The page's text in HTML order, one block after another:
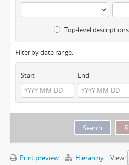
Top-level descriptions
Filter by date range:
Start End
Print preview Hierarchy
View: